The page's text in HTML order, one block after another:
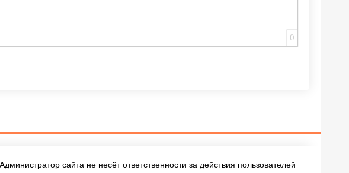
0
сайта не несёт ответственности за действия пользователей